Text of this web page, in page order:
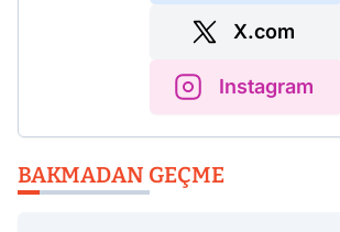
X.com
Instagram
BAKMADAN GEÇME